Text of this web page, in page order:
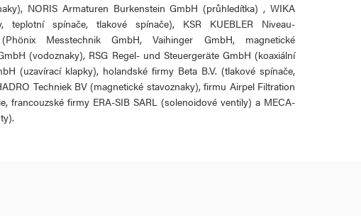
NORIS Armaturen Burkenstein GmbH (průhledítka) , WIKA
teplotní spínače, tlakové spínače), KSR KUEBLER Niveau-
Messtechnik GmbH, Vaihinger GmbH, magnetické
(vodoznaky), RSG Regel- und Steuergeräte GmbH (koaxiální
(uzavírací klapky), holandské firmy Beta B.V. (tlakové spínače,
Techniek BV (magnetické stavoznaky), firmu Airpel Filtration
francouzské firmy ERA-SIB SARL (solenoidové ventily) a MECA-